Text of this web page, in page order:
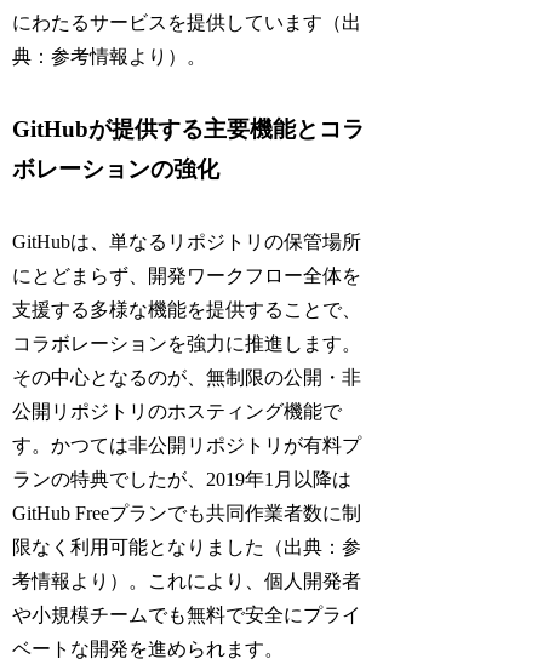
にわたるサービスを提供しています（出
典：参考情報より）。
GitHubが提供する主要機能とコラ
ボレーションの強化
GitHubは、単なるリポジトリの保管場所
にとどまらず、開発ワークフロー全体を
支援する多様な機能を提供することで、
コラボレーションを強力に推進します。
その中心となるのが、無制限の公開・非
公開リポジトリのホスティング機能で
す。かつては非公開リポジトリが有料プ
ランの特典でしたが、2019年1月以降は
GitHub Freeプランでも共同作業者数に制
限なく利用可能となりました（出典：参
考情報より）。これにより、個人開発者
や小規模チームでも無料で安全にプライ
ベートな開発を進められます。